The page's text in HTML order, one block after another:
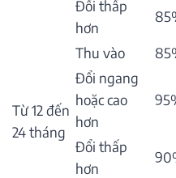
Đổi thấp
hơn
Từ 12 đến
24 tháng
Thu vào
Đổi ngang
hoặc cao
hơn
Đổi thấp
hơn